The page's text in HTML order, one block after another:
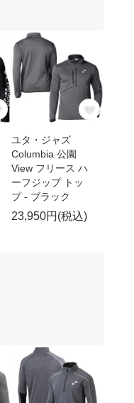
ユタ・ジャズ
Columbia 公園
View フリース ハ
ーフジップ トッ
プ - ブラック
23,950円(税込)